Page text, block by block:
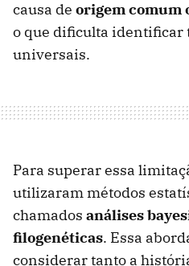
causa de origem comum
o que dificulta identificar
universais.
Para superar essa
utilizaram métodos
chamados análises
filogenéticas. Essa
considerar tanto a